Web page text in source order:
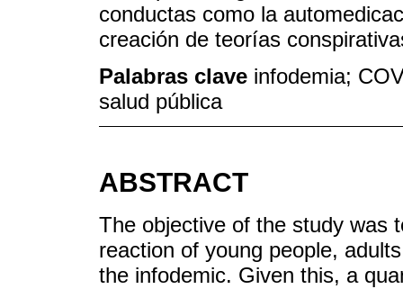
conductas como la
creación de teorías
Palabras clave infodemia;
salud pública
ABSTRACT
The objective of the study was
reaction of young people,
the infodemic. Given this, a